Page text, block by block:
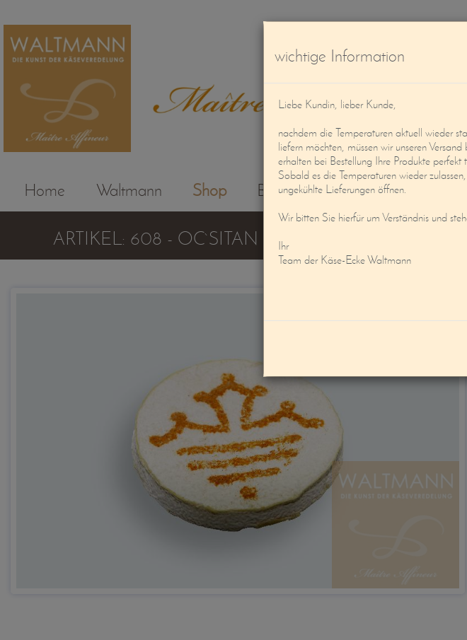
Home Waltmann Shop Beratung Service
wichtige Information
Liebe Kundin, lieber Kunde,
nachdem die Temperaturen aktuell wieder
liefern möchten, müssen wir unseren
erhalten bei Bestellung Ihre Produkte
Sobald es die Temperaturen wieder
ungekühlte Lieferungen öffnen.
Wir bitten Sie hierfür um Verständnis und
Ihr
Team der Käse-Ecke Waltmann
ARTIKEL: 608 - OC`SITAN